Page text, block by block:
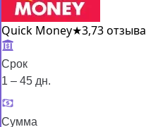
Quick Money★3,73 отзыва
Срок
1 – 45 дн.
Сумма